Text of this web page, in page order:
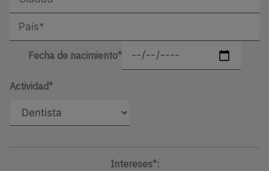
Fecha de nacimiento*
Actividad*
Intereses*: